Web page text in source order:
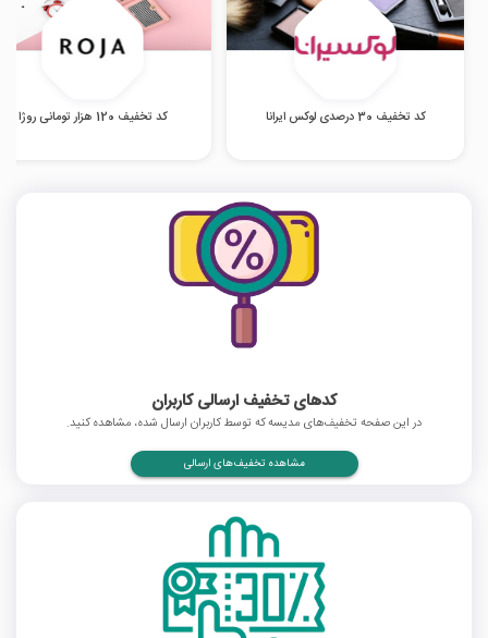
کد تخفیف 30 درصدی لوکس ایرانا کد تخفیف 120 هزار تومانی روژا
کدهای تخفیف ارسالی کاربران
در این صفحه تخفیف‌های مدیسه که توسط کاربران ارسال شده، مشاهده کنید.
مشاهده تخفیف‌های ارسالی